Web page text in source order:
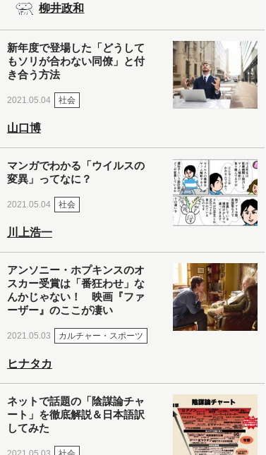
柳井政和
新年度で登場した「どうして
もソリが合わない同僚」と付
き合う方法
2021.05.04 社会
山口博
マンガでわかる「ウイルスの
変異」ってなに？
2021.05.04 社会
川上浩一
アンソニー・ホプキンスのオ
スカー受賞は「番狂わせ」な
んかじゃない！ 映画『ファ
ーザー』のここが凄い
2021.05.03 カルチャー・スポーツ
ヒナタカ
ネットで話題の「陰謀論チャ
ート」を徹底解説＆日本語訳
してみた